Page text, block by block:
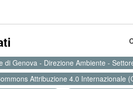
di Genova - Direzione Ambiente -
Attribuzione 4.0 Internazionale